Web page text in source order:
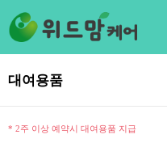
대여용품
* 2주 이상 예약시 대여용품 지급